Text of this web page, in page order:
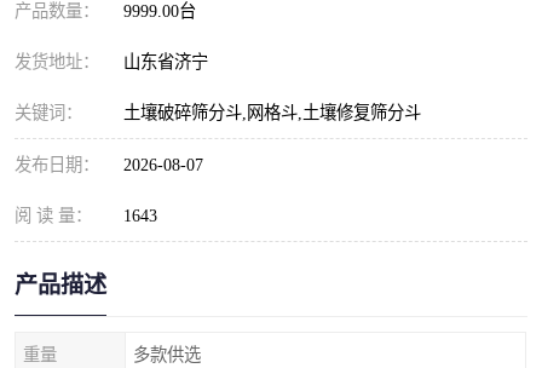
产品数量： 9999.00台
发货地址： 山东省济宁
关键词： 土壤破碎筛分斗,网格斗,土壤修复筛分斗
发布日期： 2026-08-07
阅 读 量： 1643
产品描述
重量 多款供选
挖掘机破碎斗